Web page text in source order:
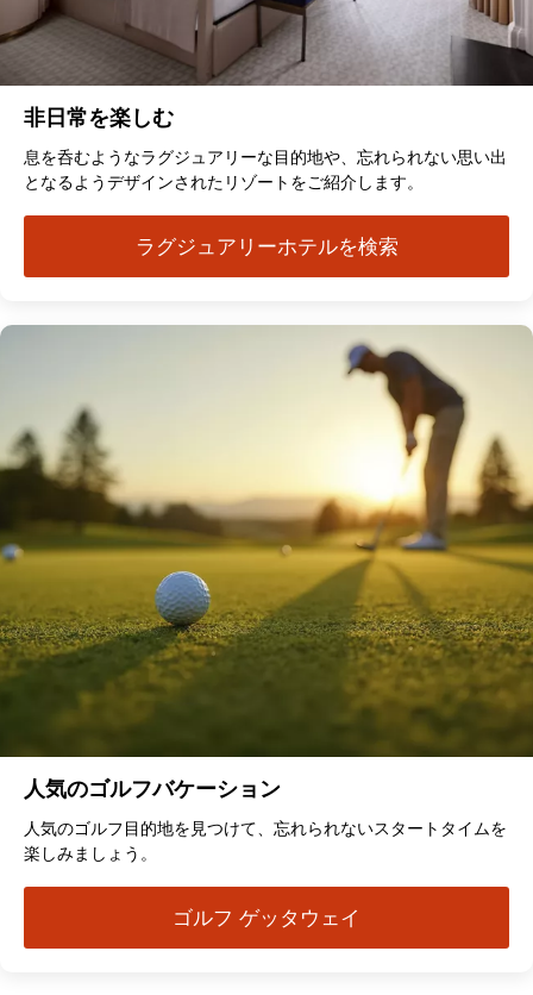
非日常を楽しむ
息を呑むようなラグジュアリーな目的地や、忘れられない思い出
となるようデザインされたリゾートをご紹介します。
ラグジュアリーホテルを検索
人気のゴルフバケーション
人気のゴルフ目的地を見つけて、忘れられないスタートタイムを
楽しみましょう。
ゴルフ ゲッタウェイ